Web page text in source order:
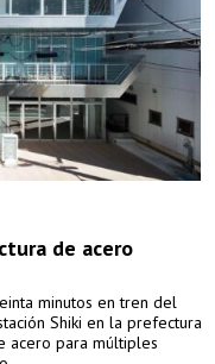
de acero
minutos en tren del
Shiki en la prefectura
acero para múltiples